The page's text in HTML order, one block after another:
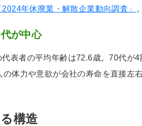
年休廃業・解散企業動向調査」 。
が中心
表者の平均年齢は72.6歳。70代が
体力や意欲が会社の寿命を直接左
構造